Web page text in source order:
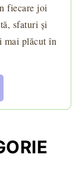
fiecare joi
sfaturi și
mai plăcut în